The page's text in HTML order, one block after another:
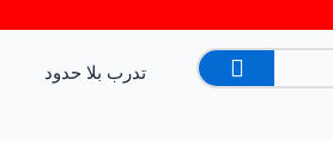
تدرب بلا حدود